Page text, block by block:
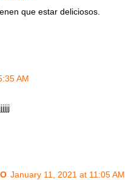
que estar deliciosos.
AM
January 11, 2021 at 11:05 AM